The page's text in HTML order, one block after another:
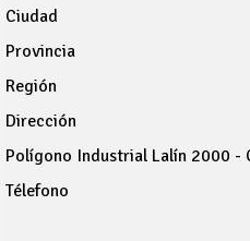
Ciudad
Provincia
Región
Dirección
Polígono Industrial Lalín 2000 -
Télefono